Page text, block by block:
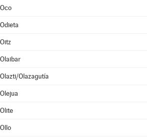
Oco
Odieta
Oitz
Olaibar
Olazti/Olazagutía
Olejua
Olite
Ollo